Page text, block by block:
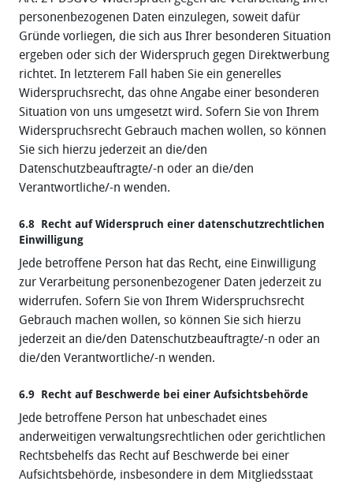
personenbezogenen Daten einzulegen, soweit dafür
Gründe vorliegen, die sich aus Ihrer besonderen Situation
ergeben oder sich der Widerspruch gegen Direktwerbung
richtet. In letzterem Fall haben Sie ein generelles
Widerspruchsrecht, das ohne Angabe einer besonderen
Situation von uns umgesetzt wird. Sofern Sie von Ihrem
Widerspruchsrecht Gebrauch machen wollen, so können
Sie sich hierzu jederzeit an die/den
Datenschutzbeauftragte/-n oder an die/den
Verantwortliche/-n wenden.
6.8 Recht auf Widerspruch einer datenschutzrechtlichen
Einwilligung
Jede betroffene Person hat das Recht, eine Einwilligung
zur Verarbeitung personenbezogener Daten jederzeit zu
widerrufen. Sofern Sie von Ihrem Widerspruchsrecht
Gebrauch machen wollen, so können Sie sich hierzu
jederzeit an die/den Datenschutzbeauftragte/-n oder an
die/den Verantwortliche/-n wenden.
6.9 Recht auf Beschwerde bei einer Aufsichtsbehörde
Jede betroffene Person hat unbeschadet eines
anderweitigen verwaltungsrechtlichen oder gerichtlichen
Rechtsbehelfs das Recht auf Beschwerde bei einer
Aufsichtsbehörde, insbesondere in dem Mitgliedsstaat